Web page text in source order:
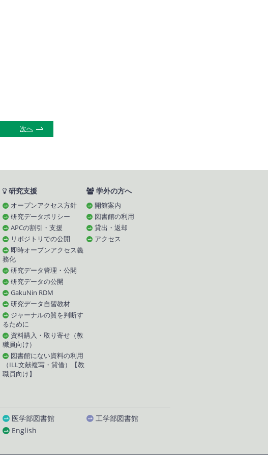
次へ
研究支援
オープンアクセス方針
研究データポリシー
APCの割引・支援
リポジトリでの公開
即時オープンアクセス義
務化
研究データ管理・公開
研究データの公開
GakuNin RDM
研究データ自習教材
ジャーナルの質を判断す
るために
資料購入・取り寄せ（教
職員向け）
図書館にない資料の利用
（ILL文献複写・貸借）【教
職員向け】
学外の方へ
開館案内
図書館の利用
貸出・返却
アクセス
医学部図書館
工学部図書館
English